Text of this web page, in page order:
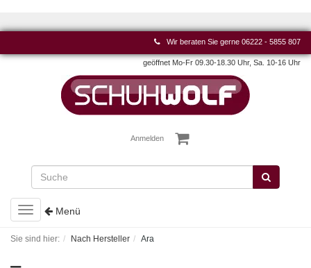
Wir beraten Sie gerne 06222 - 5855 807
geöffnet Mo-Fr 09.30-18.30 Uhr, Sa. 10-16 Uhr
Anmelden
Toggle
navigation
Menü
Sie sind hier: Nach Hersteller Ara